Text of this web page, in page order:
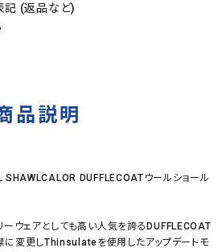
記 (返品など)
品説明
SHAWLCALOR DUFFLECOATウールショール
ーウェアとしても高い人気を誇るDUFFLECOAT
に変更しThinsulateを使用したアップデートモ